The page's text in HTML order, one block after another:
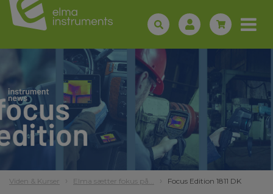
Viden & Kurser Elma sætter fokus på... Focus Edition 1811 DK